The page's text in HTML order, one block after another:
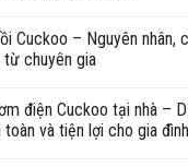
Cuckoo – Nguyên nhân,
từ chuyên gia
điện Cuckoo tại nhà –
toàn và tiện lợi cho gia